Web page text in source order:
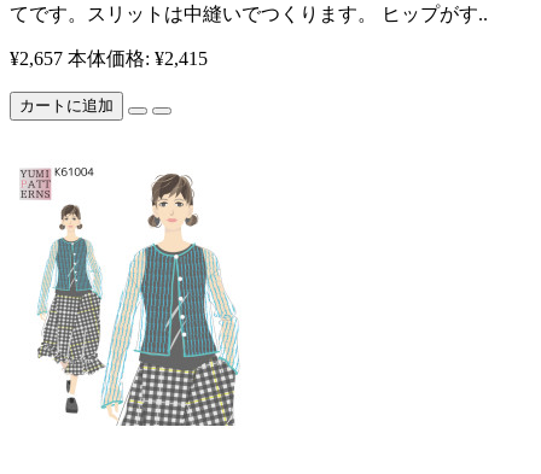
てです。スリットは中縫いでつくります。 ヒップがす..
¥2,657 本体価格: ¥2,415
カートに追加